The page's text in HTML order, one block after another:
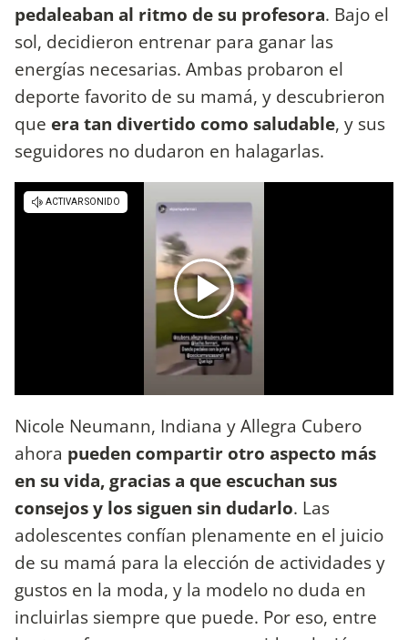
pedaleaban al ritmo de su profesora. Bajo el
sol, decidieron entrenar para ganar las
energías necesarias. Ambas probaron el
deporte favorito de su mamá, y descubrieron
que era tan divertido como saludable, y sus
seguidores no dudaron en halagarlas.
Nicole Neumann, Indiana y Allegra Cubero
ahora pueden compartir otro aspecto más
en su vida, gracias a que escuchan sus
consejos y los siguen sin dudarlo. Las
adolescentes confían plenamente en el juicio
de su mamá para la elección de actividades y
gustos en la moda, y la modelo no duda en
incluirlas siempre que puede. Por eso, entre